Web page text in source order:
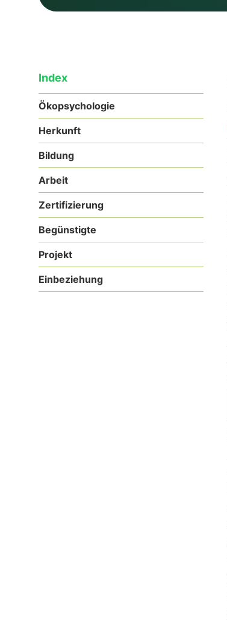
Index
Ökopsychologie
Herkunft
Bildung
Arbeit
Zertifizierung
Begünstigte
Projekt
Einbeziehung